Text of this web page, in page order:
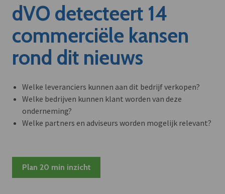
dVO detecteert 14
commerciële kansen
rond dit nieuws
Welke leveranciers kunnen aan dit bedrijf verkopen?
Welke bedrijven kunnen klant worden van deze
onderneming?
Welke partners en adviseurs worden mogelijk relevant?
Plan 20 min inzicht